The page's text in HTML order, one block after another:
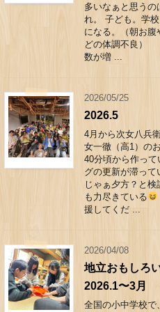
多いなぁと思うの
れ。 子ども。学
になる。（朝お腹
どの体調不良
数が増 ...
2026/05/25
2026.5
4月から次女八兵
女一徹（高1）の
40分頃から作って
グの更新が滞って
じゃぁ夕方？と検
も力尽きている
援してくだ ...
2026/04/08
地立おもしろ
2026.1〜3月
全国の小中学校で